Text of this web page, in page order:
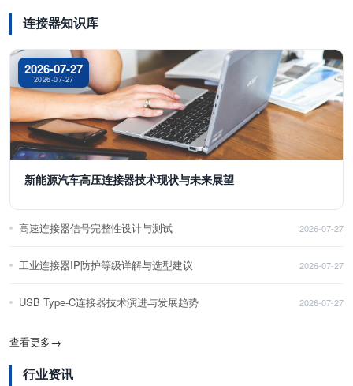
连接器知识库
2026-07-27
2026-07-27
新能源汽车高压连接器技术现状与未来展望
高速连接器信号完整性设计与测试 2026-07-27
工业连接器IP防护等级详解与选型建议 2026-07-27
USB Type-C连接器技术演进与发展趋势 2026-07-27
查看更多→
行业资讯